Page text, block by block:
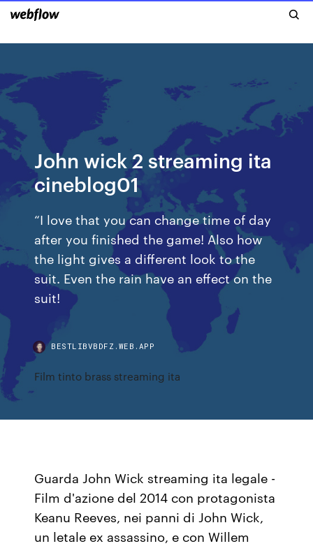
John wick 2 streaming ita
cineblog01
“I love that you can change time of day
after you finished the game! Also how
the light gives a different look to the
suit. Even the rain have an effect on the
suit!
BESTLIBVBDFZ.WEB.APP
Film tinto brass streaming ita
Guarda John Wick streaming ita legale -
Film d'azione del 2014 con protagonista
Keanu Reeves, nei panni di John Wick,
un letale ex assassino, e con Willem